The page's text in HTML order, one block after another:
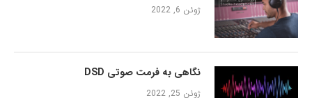
ژوئن 6, 2022
نگاهی به فرمت صوتی DSD
ژوئن 25, 2022